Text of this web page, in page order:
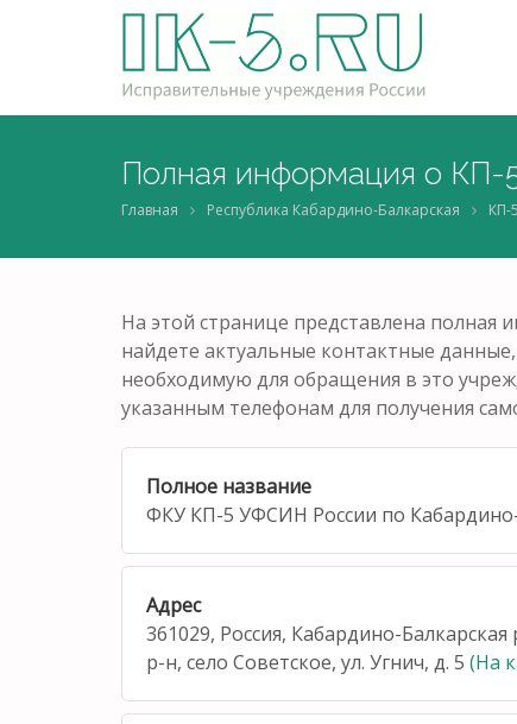
Полная информация о КП-
Главная Республика Кабардино-Балкарская КП-
На этой странице представлена
найдете актуальные контактные
необходимую для обращения в это
указанным телефонам для получения
Полное название
ФКУ КП-5 УФСИН России по Кабардино-
Адрес
361029, Россия, Кабардино-
р-н, село Советское, ул. Угнич, д. 5 (На